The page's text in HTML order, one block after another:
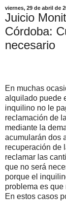
viernes, 29 de abril de
Juicio
Córdoba:
necesario
En muchas
alquilado puede
inquilino no le
reclamación de
mediante la
acumularán dos
recuperación de
reclamar las
que no será
porque el
problema es
En estos casos